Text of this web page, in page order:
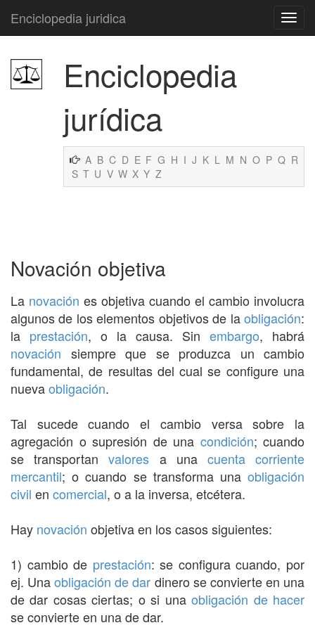
Enciclopedia juridica
Enciclopedia
jurídica
A B C D E F G H I J K L M N O P Q R
S T U V W X Y Z
Novación objetiva
La novación es objetiva cuando el cambio involucra
algunos de los elementos objetivos de laobligación:
la prestación, o la causa. Sin embargo, habrá
novación siempre que se produzca un cambio
fundamental, de resultas del cual se configure una
nuevaobligación.
Tal sucede cuando el cambio versa sobre la
agregación o supresión de una condición; cuando
se transportanvalores a una cuenta corriente
mercantil; o cuando se transforma una obligación
civil en comercial, o a la inversa, etcétera.
Hay novación objetiva en los casos siguientes:
1) cambio de prestación: se configura cuando, por
ej. Unaobligación de dar dinero se convierte en una
de dar cosas ciertas; o si unaobligación de hacer
se convierte en una de dar.